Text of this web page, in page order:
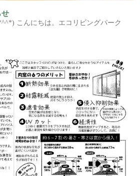
せ
こんにちは。エコリビングパーク